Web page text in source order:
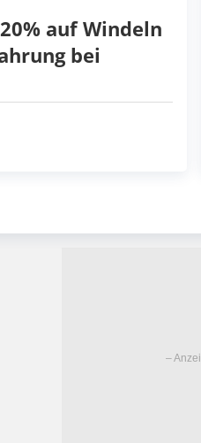
auf Windeln
bei